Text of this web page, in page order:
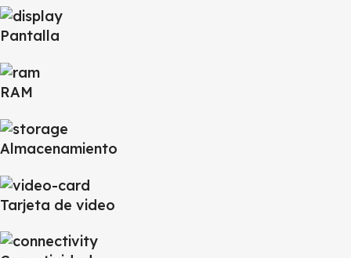
Pantalla
RAM
Almacenamiento
Tarjeta de video